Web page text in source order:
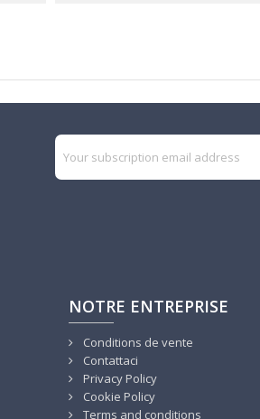
NOTRE ENTREPRISE
Conditions de vente
Contattaci
Privacy Policy
Cookie Policy
Terms and conditions